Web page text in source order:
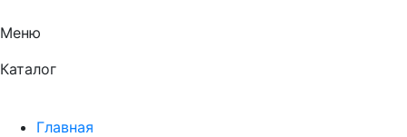
Меню
Каталог
Главная